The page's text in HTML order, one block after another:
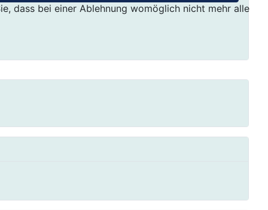
dass bei einer Ablehnung womöglich nicht mehr alle